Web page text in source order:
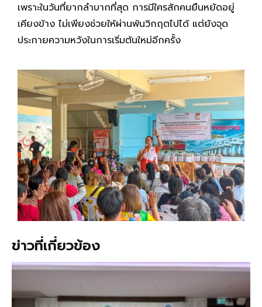
เพราะในวันที่ยากลำบากที่สุด การมีใครสักคนยืนหยัดอยู่
เคียงข้าง ไม่เพียงช่วยให้ผ่านพ้นวิกฤตไปได้ แต่ยังจุด
ประกายความหวังในการเริ่มต้นใหม่อีกครั้ง
ข่าวที่เกี่ยวข้อง